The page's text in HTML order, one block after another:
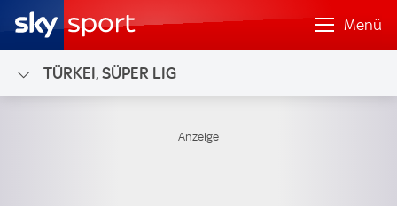
Menü
TÜRKEI, SÜPER LIG